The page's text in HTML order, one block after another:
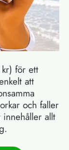
för ett
att
och faller
allt